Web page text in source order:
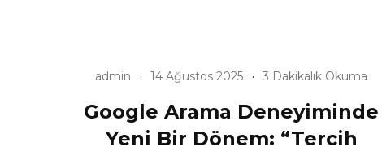
admin 14 Ağustos 2025 3 Dakikalık Okuma
Google Arama Deneyiminde
Yeni Bir Dönem: “Tercih